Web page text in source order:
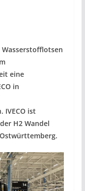
eine
in
IVECO ist
H2 Wandel